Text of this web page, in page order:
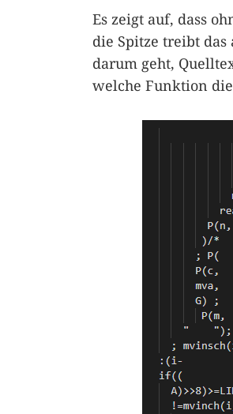
Es zeigt auf, dass
die Spitze treibt das
darum geht,
welche Funktion